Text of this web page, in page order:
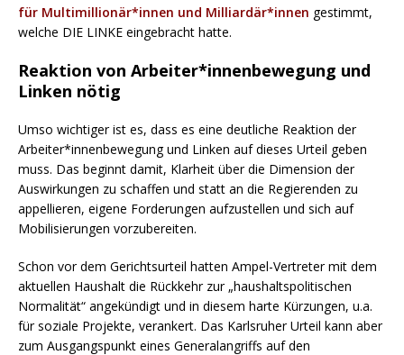
für Multimillionär*innen und Milliardär*innen gestimmt,
welche DIE LINKE eingebracht hatte.
Reaktion von Arbeiter*innenbewegung und
Linken nötig
Umso wichtiger ist es, dass es eine deutliche Reaktion der
Arbeiter*innenbewegung und Linken auf dieses Urteil geben
muss. Das beginnt damit, Klarheit über die Dimension der
Auswirkungen zu schaffen und statt an die Regierenden zu
appellieren, eigene Forderungen aufzustellen und sich auf
Mobilisierungen vorzubereiten.
Schon vor dem Gerichtsurteil hatten Ampel-Vertreter mit dem
aktuellen Haushalt die Rückkehr zur „haushaltspolitischen
Normalität“ angekündigt und in diesem harte Kürzungen, u.a.
für soziale Projekte, verankert. Das Karlsruher Urteil kann aber
zum Ausgangspunkt eines Generalangriffs auf den